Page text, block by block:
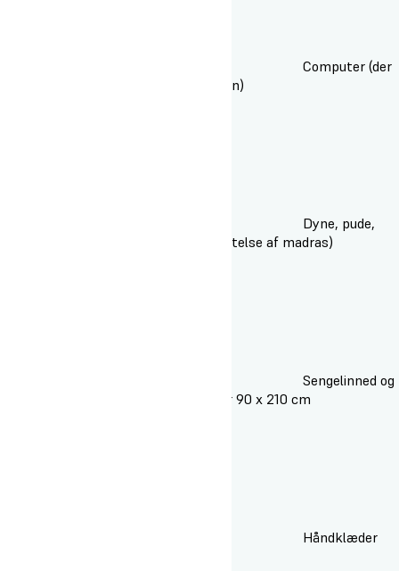
Computer (der
er adgang til Wi-Fi på hele skolen)
Dyne, pude,
rullemadras (underlag til beskyttelse af madras)
Sengelinned og
lagen til boksmadras, sengen er 90 x 210 cm
Håndklæder